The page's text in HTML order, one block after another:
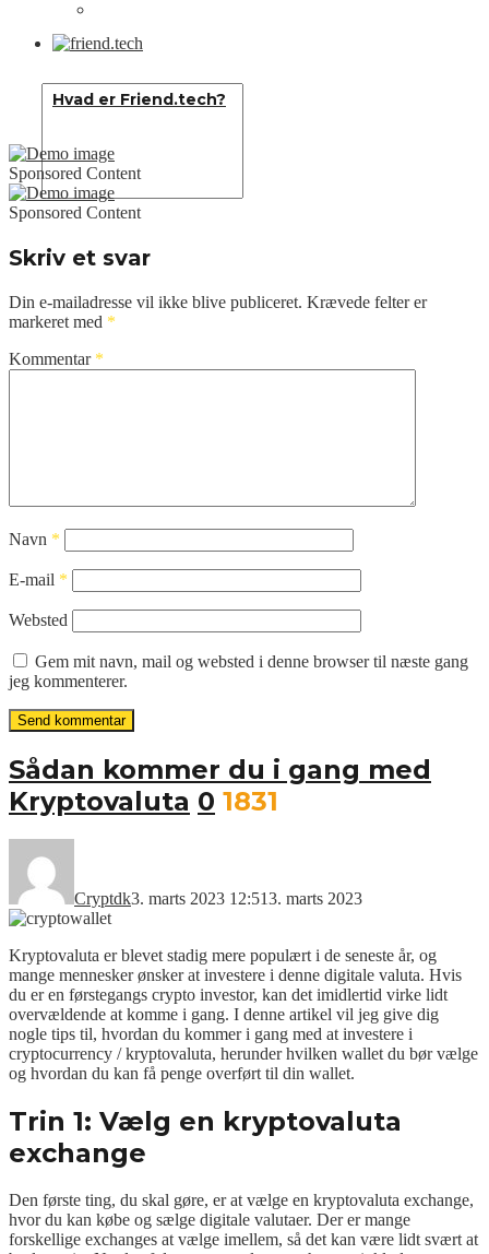
Hvad er Friend.tech?
Sponsored Content
Sponsored Content
Skriv et svar
Din e-mailadresse vil ikke blive publiceret. Krævede felter er
markeret med *
Kommentar *
Navn *
E-mail *
Websted
Gem mit navn, mail og websted i denne browser til næste gang
jeg kommenterer.
Sådan kommer du i gang med
Kryptovaluta 0 1831
Cryptdk3. marts 2023 12:513. marts 2023
Kryptovaluta er blevet stadig mere populært i de seneste år, og
mange mennesker ønsker at investere i denne digitale valuta. Hvis
du er en førstegangs crypto investor, kan det imidlertid virke lidt
overvældende at komme i gang. I denne artikel vil jeg give dig
nogle tips til, hvordan du kommer i gang med at investere i
cryptocurrency / kryptovaluta, herunder hvilken wallet du bør vælge
og hvordan du kan få penge overført til din wallet.
Trin 1: Vælg en kryptovaluta
exchange
Den første ting, du skal gøre, er at vælge en kryptovaluta exchange,
hvor du kan købe og sælge digitale valutaer. Der er mange
forskellige exchanges at vælge imellem, så det kan være lidt svært at